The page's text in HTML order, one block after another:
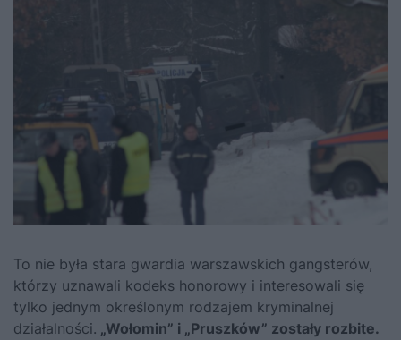
To nie była stara gwardia warszawskich gangsterów,
którzy uznawali kodeks honorowy i interesowali się
tylko jednym określonym rodzajem kryminalnej
działalności. „Wołomin” i „Pruszków” zostały rozbite.